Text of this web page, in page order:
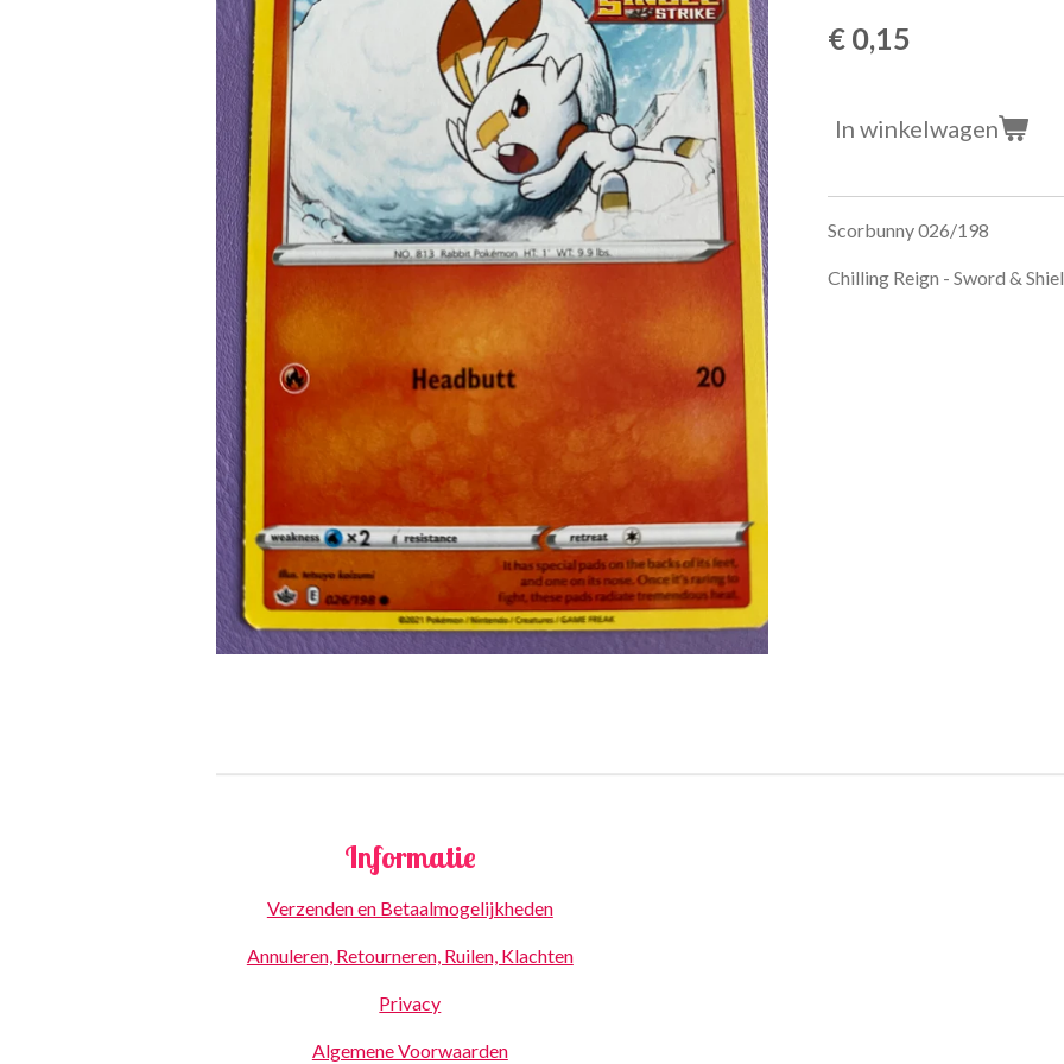
€ 0,15
In winkelwagen
Scorbunny 026/198
Chilling Reign - Sword &
Informatie
Verzenden en Betaalmogelijkheden
Annuleren, Retourneren, Ruilen, Klachten
Privacy
Algemene Voorwaarden